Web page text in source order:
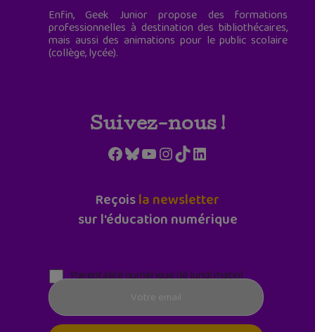
Enfin, Geek Junior propose des formations
professionnelles à destination des bibliothécaires,
mais aussi des animations pour le public scolaire
(collège, lycée).
Suivez-nous !
Facebook
Bluesky
YouTube
Instagram
TikTokLinkedIn
Reçoisla newsletter
sur l'éducation numérique
Parentalité numérique (le lundi matin)